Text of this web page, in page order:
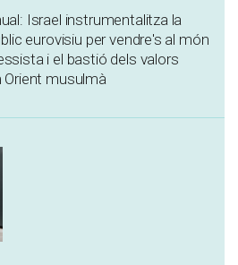
Israel instrumentalitza la
eurovisiu per vendre's al món
i el bastió dels valors
musulmà